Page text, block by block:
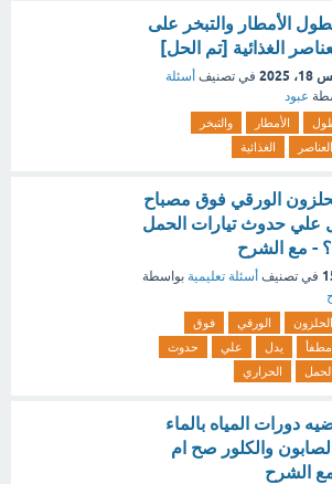
الأمطار والتبخر على
الغذائية [تم الحل]
في تصنيف أسئلة
عبود
الأمطار
والتبخر
العناصر الغذائية
الورقي فوق مصباح
علي حدوث تيارات الحمل
- مع الشرح
في تصنيف أسئلة تعليمية بواسطة
الحلزون الورقي
فوق
مطفأ يدل علي
حدوث
الحمل الحراري
دورات المياه بالماء
والكلور صح ام
الشرح